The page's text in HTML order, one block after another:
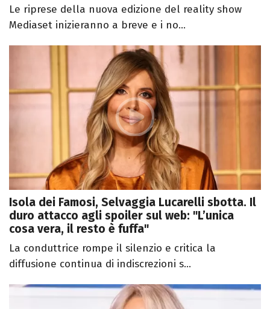
Le riprese della nuova edizione del reality show
Mediaset inizieranno a breve e i no...
Isola dei Famosi, Selvaggia Lucarelli sbotta. Il
duro attacco agli spoiler sul web: "L’unica
cosa vera, il resto è fuffa"
La conduttrice rompe il silenzio e critica la
diffusione continua di indiscrezioni s...